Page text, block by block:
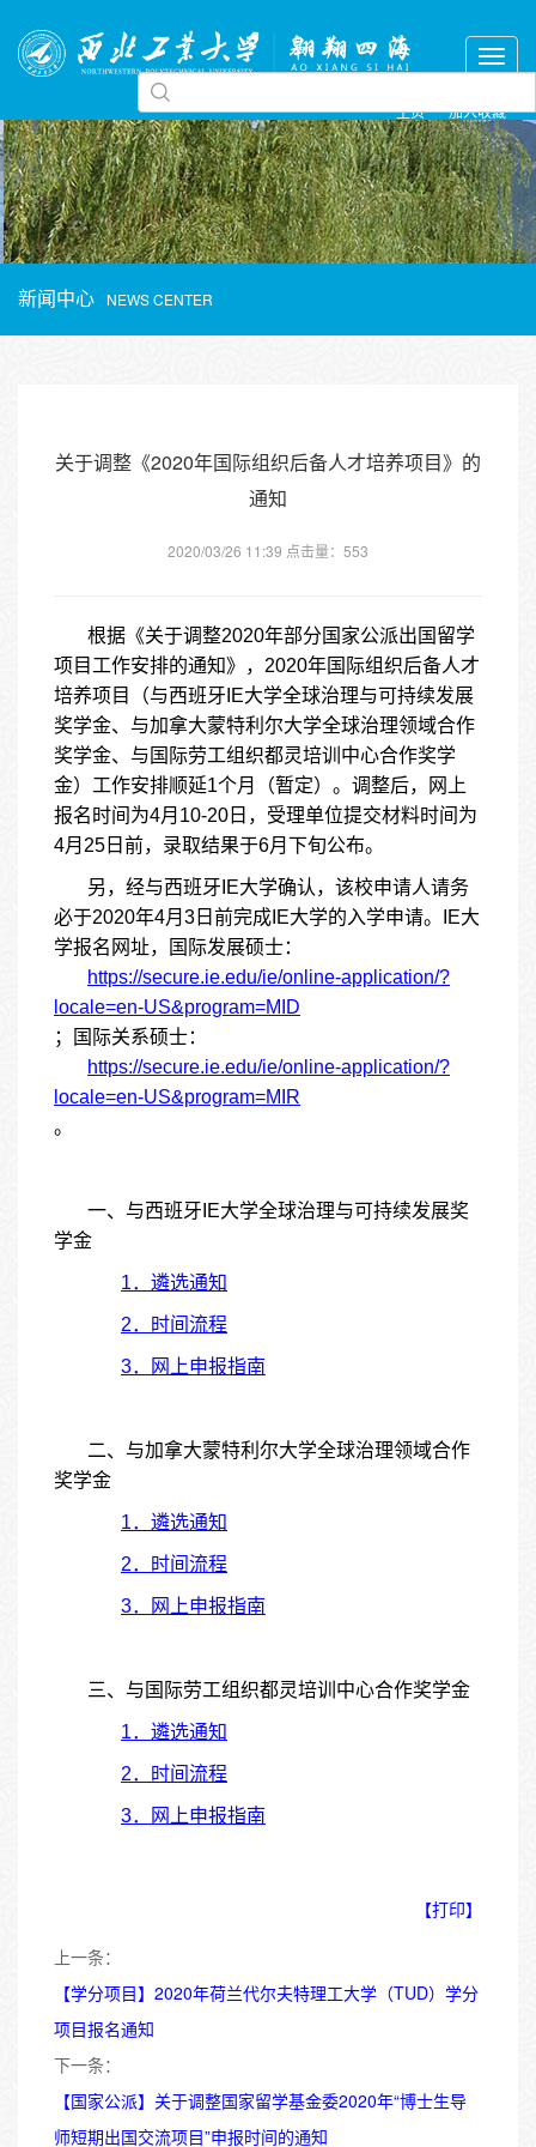
主页 加入收藏
新闻中心 NEWS CENTER
关于调整《2020年国际组织后备人才培养项目》的
通知
2020/03/26 11:39 点击量： 553
根据《关于调整2020年部分国家公派出国留学
项目工作安排的通知》，2020年国际组织后备人才
培养项目（与西班牙IE大学全球治理与可持续发展
奖学金、与加拿大蒙特利尔大学全球治理领域合作
奖学金、与国际劳工组织都灵培训中心合作奖学
金）工作安排顺延1个月（暂定）。调整后，网上
报名时间为4月10-20日，受理单位提交材料时间为
4月25日前，录取结果于6月下旬公布。
另，经与西班牙 IE大学确认，该校申请人请务
必于2020年4月3日前完成IE大学的入学申请。IE大
学报名网址，国际发展硕士：
https://secure.ie.edu/ie/online-application/?
locale=en-US&program=MID
；国际关系硕士：
https://secure.ie.edu/ie/online-application/?
locale=en-US&program=MIR
。
一、与西班牙 IE大学全球治理与可持续发展奖
学金
1．遴选通知
2．时间流程
3．网上申报指南
二、与加拿大蒙特利尔大学全球治理领域合作
奖学金
1．遴选通知
2．时间流程
3．网上申报指南
三、与国际劳工组织都灵培训中心合作奖学金
1．遴选通知
2．时间流程
3．网上申报指南
【打印】
上一条：
【学分项目】2020年荷兰代尔夫特理工大学（TUD）学分
项目报名通知
下一条：
【国家公派】关于调整国家留学基金委2020年“博士生导
师短期出国交流项目”申报时间的通知